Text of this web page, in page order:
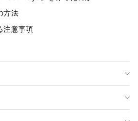
方法
注意事項